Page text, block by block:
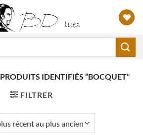
PRODUITS IDENTIFIÉS “BOCQUET”
FILTRER